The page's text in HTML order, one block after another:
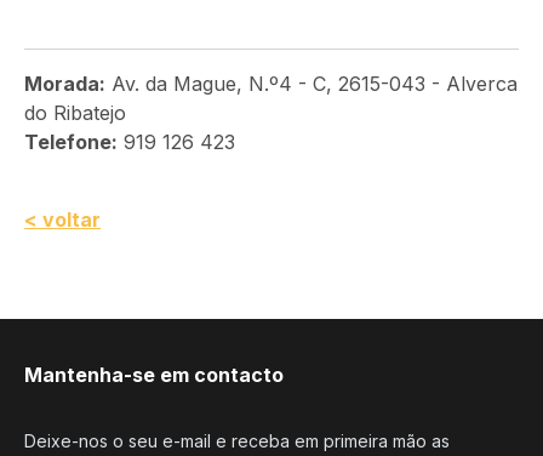
Morada: Av. da Mague, N.º4 - C, 2615-043 - Alverca
do Ribatejo
Telefone: 919 126 423
< voltar
Mantenha-se em contacto
Deixe-nos o seu e-mail e receba em primeira mão as